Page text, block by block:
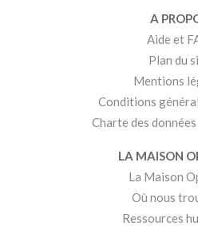
A
Aide et
Plan du
Mentions
Conditions
Charte des
LA MAISON
La Maison
Où nous
Ressources